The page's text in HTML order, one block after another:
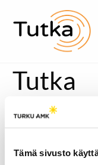
Tämä sivusto
Tutka